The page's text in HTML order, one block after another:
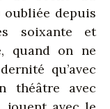
depuis
soixante et
quand on ne
qu’avec
théâtre avec